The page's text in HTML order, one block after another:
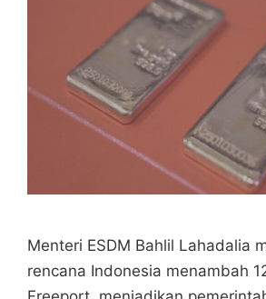
Menteri ESDM Bahlil Lahadalia
rencana Indonesia menambah